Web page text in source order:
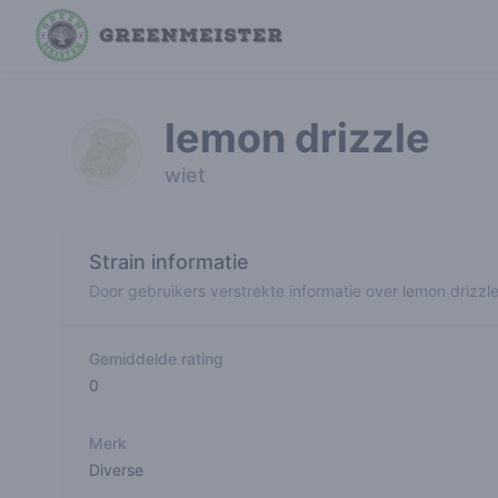
lemon drizzle
wiet
Strain informatie
Door gebruikers verstrekte informatie over lemon drizzle
Gemiddelde rating
0
Merk
Diverse